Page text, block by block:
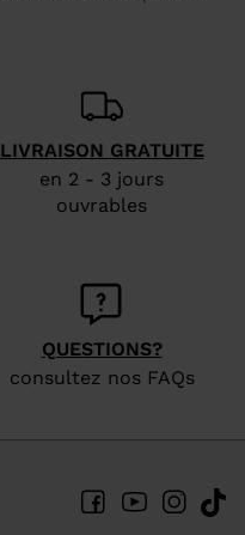
LIVRAISON GRATUITE
en 2 - 3 jours
ouvrables
QUESTIONS?
consultez nos FAQs